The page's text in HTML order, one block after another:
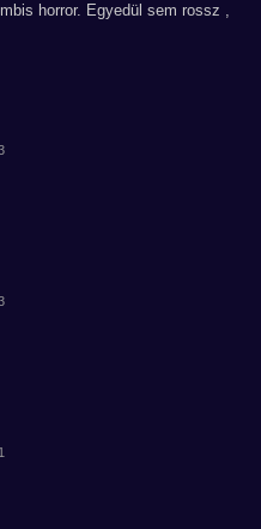
horror. Egyedül sem rossz ,